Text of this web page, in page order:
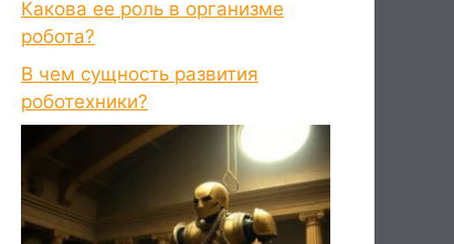
Какова ее роль в организме
робота?
В чем сущность развития
роботехники?